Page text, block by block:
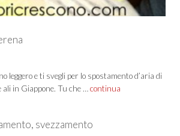
leggero e ti svegli per lo spostamento d’aria di
in Giappone. Tu che … continua
, svezzamento